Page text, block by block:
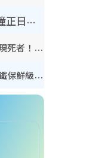
鬼門開2026｜農曆七月撞正日全食特別邪？專家警告切忌做一事！揭4大禁忌+2招保平安
奪命寄生蟲｜食生菜狂瀉首現死者！疫潮惡化錄1.8萬宗病例 揭洗菜3大謬誤
內地客歎港人唔識老！揭港鐵保鮮級冷氣 港人求放過：咪投訴